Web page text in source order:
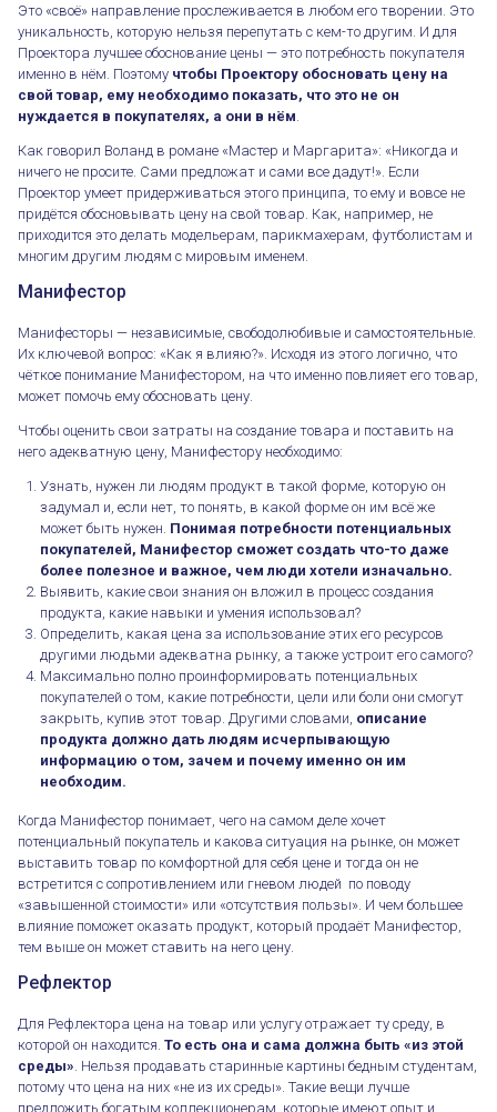
Как понять, сколько стоит ваша энергия?
Это «своё» направление прослеживается в любом его творении. Это
уникальность, которую нельзя перепутать с кем-то другим. И для
Проектора лучшее обоснование цены — это потребность покупателя
именно в нём. Поэтому чтобы Проектору обосновать цену на
свой товар, ему необходимо показать, что это не он
нуждается в покупателях, а они в нём
Как говорил Воланд в романе «Мастер и Маргарита»: «Никогда и
ничего не просите. Сами предложат и сами все дадут!». Если
Проектор умеет придерживаться этого принципа, то ему и вовсе не
придётся обосновывать цену на свой товар. Как, например, не
приходится это делать модельерам, парикмахерам, футболистам и
многим другим людям с мировым именем.
Манифестор
Манифесторы — независимые, свободолюбивые и самостоятельные.
Их ключевой вопрос: «Как я влияю?». Исходя из этого логично, что
чёткое понимание Манифестором, на что именно повлияет его товар,
может помочь ему обосновать цену.
Чтобы оценить свои затраты на создание товара и поставить на
него адекватную цену, Манифестору необходимо:
Узнать, нужен ли людям продукт в такой форме, которую он
задумал и, если нет, то понять, в какой форме он им всё же
может быть нужен. Понимая потребности потенциальных
покупателей, Манифестор сможет создать что-то даже
более полезное и важное, чем люди хотели изначально.
Выявить, какие свои знания он вложил в процесс создания
продукта, какие навыки и умения использовал?
Определить, какая цена за использование этих его ресурсов
другими людьми адекватна рынку, а также устроит его самого?
Максимально полно проинформировать потенциальных
покупателей о том, какие потребности, цели или боли они смогут
закрыть, купив этот товар. Другими словами, описание
продукта должно дать людям исчерпывающую
информацию о том, зачем и почему именно он им
необходим.
Когда Манифестор понимает, чего на самом деле хочет
потенциальный покупатель и какова ситуация на рынке, он может
выставить товар по комфортной для себя цене и тогда он не
встретится с сопротивлением или гневом людей по поводу
«завышенной стоимости» или «отсутствия пользы». И чем большее
влияние поможет оказать продукт, который продаёт Манифестор,
тем выше он может ставить на него цену.
Рефлектор
Для Рефлектора цена на товар или услугу отражает ту среду, в
которой он находится. То есть она и сама должна быть «из этой
среды» . Нельзя продавать старинные картины бедным студентам,
потому что цена на них «не из их среды». Такие вещи лучше
предложить богатым коллекционерам, которые имеют опыт и